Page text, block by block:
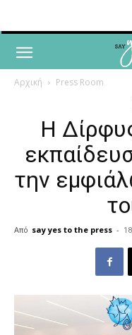
Αρχική Press Room
Η
την
Από say yes to the press -